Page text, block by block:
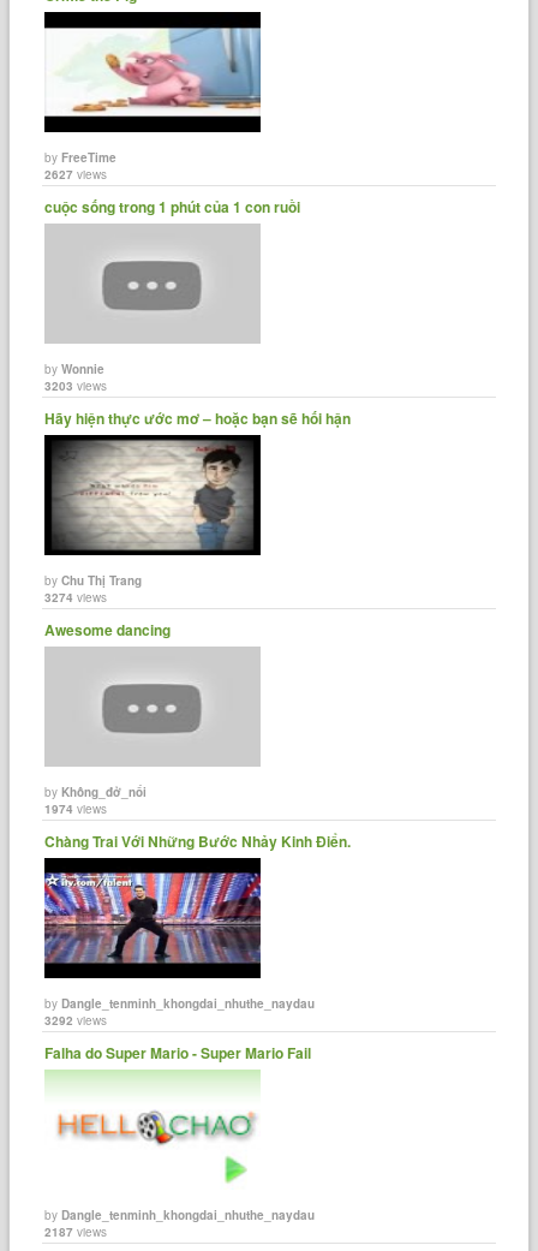
byFreeTime
2627 views
cuộc sống trong 1 phút của 1 con ruồi
byWonnie
3203 views
Hãy hiện thực ước mơ – hoặc bạn sẽ hối hận
byChu Thị Trang
3274 views
Awesome dancing
byKhông_đở_nổi
1974 views
Chàng Trai Với Những Bước Nhảy Kinh Điển.
byDangle_tenminh_khongdai_nhuthe_naydau
3292 views
Falha do Super Mario - Super Mario Fail
byDangle_tenminh_khongdai_nhuthe_naydau
2187 views